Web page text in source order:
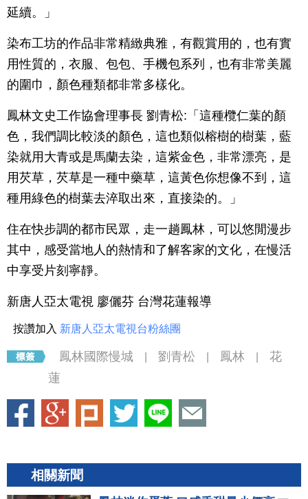
延續。」
染布工坊的作品非常精緻典雅，有觀賞用的，也有實
用性質的，衣服、包包、手機包系列，也有非常美麗
的圍巾，顏色種類都非常多樣化。
鳳林文史工作協會理事長 劉青松:「這種欖仁葉的顏
色，我們調比較淡的顏色，這也類似榕樹的樹葉，藍
染就用大青或是馬蘭去染，這紫金色，非常漂亮，是
用芡草，芡草是一種中藥草，這黃色你想像不到，這
種用綠色的樹葉去淬取出來，直接染的。」
住在快步調的都市民眾，走一趟鳳林，可以悠閒漫步
其中，感受當地人的熱情和了解客家的文化，在慢活
中享受片刻寧靜。
新唐人亞太電視 廖儷芬 台灣花蓮報導
按讚加入 新唐人亞太電視台粉絲團
鳳林國際慢城 劉青松 鳳林
花
蓮
相關新聞